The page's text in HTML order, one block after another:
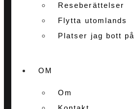
Reseberättelser
Flytta utomlands
Platser jag bott på
OM
Om